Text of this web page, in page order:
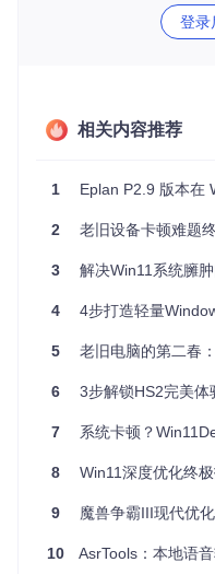
推送平均每天打断工作流
Windows 11专业版/家
⚠️安全警告：请务必从官
1. 环境准备阶段
Set-ExecutionPolicy
2. 配置方案选择
启动主
化模式：
登录
相关内容推荐
1 Eplan P2.9 版本在
2 老旧设备卡顿难题终结
3 解决Win11系统臃肿问
4 4步打造轻量
5 老旧电脑的第二春
6 3步解锁HS2完美体
7 系统卡顿？
8 Win11深度优化终极指南
9 魔兽争霸III现代优
10 AsrTools：本地语音转